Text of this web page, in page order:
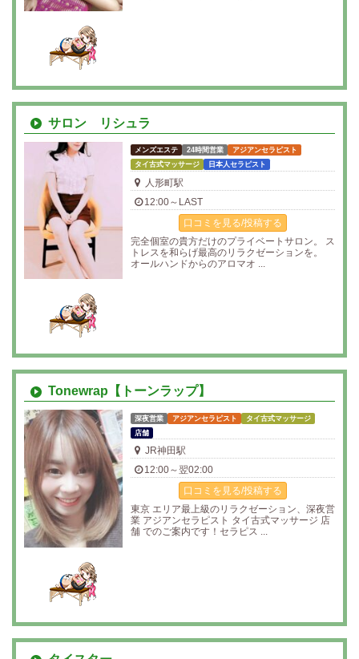
サロン リシュラ
メンズエステ 24時間営業
アジアンセラピスト
タイ古式マッサージ
日本人セラピスト
人形町駅
12:00～LAST
口コミを見る/投稿する
完全個室の貴方だけのプライベートサロン。 ス
トレスを和らげ最高のリラクゼーションを。
オールハンドからのアロマオ ...
Tonewrap【トーンラップ】
深夜営業 アジアンセラピスト
タイ古式マッサージ
店舗
JR神田駅
12:00～翌02:00
口コミを見る/投稿する
東京 エリア最上級のリラクゼーション、深夜営
業 アジアンセラピスト タイ古式マッサージ 店
舗 でのご案内です！セラピス ...